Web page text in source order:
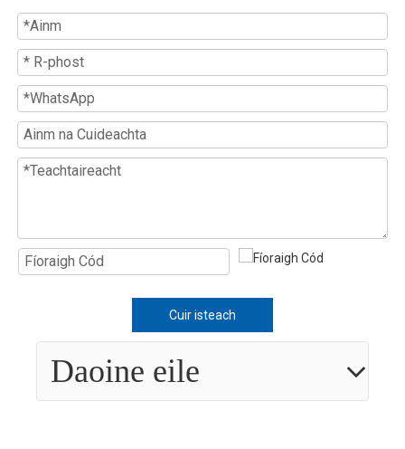
Cuir isteach
Daoine eile